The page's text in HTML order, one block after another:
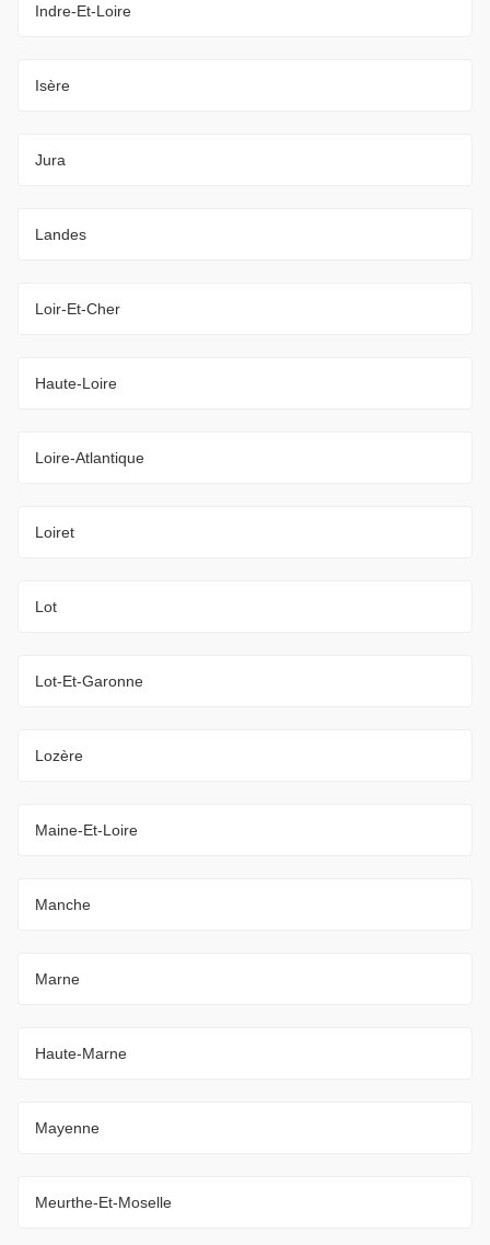
Indre-Et-Loire
Isère
Jura
Landes
Loir-Et-Cher
Haute-Loire
Loire-Atlantique
Loiret
Lot
Lot-Et-Garonne
Lozère
Maine-Et-Loire
Manche
Marne
Haute-Marne
Mayenne
Meurthe-Et-Moselle